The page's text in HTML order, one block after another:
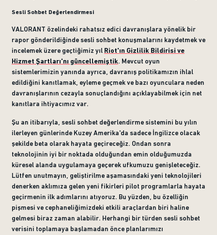
Sesli Sohbet Değerlendirmesi
VALORANT özelindeki rahatsız edici davranışlara yönelik bir
rapor gönderildiğinde sesli sohbet konuşmalarını kaydetmek ve
incelemek üzere geçtiğimiz yıl Riot'ın Gizlilik Bildirisi ve
Hizmet Şartları'nı güncellemiştik. Mevcut oyun
sistemlerimizin yanında ayrıca, davranış politikamızın ihlal
edildiğini kanıtlamak, eyleme geçmek ve bazı oyunculara neden
davranışlarının cezayla sonuçlandığını açıklayabilmek için net
kanıtlara ihtiyacımız var.
Şu an itibarıyla, sesli sohbet değerlendirme sistemini bu yılın
ilerleyen günlerinde Kuzey Amerika'da sadece İngilizce olacak
şekilde beta olarak hayata geçireceğiz. Ondan sonra
teknolojinin iyi bir noktada olduğundan emin olduğumuzda
küresel alanda uygulamaya geçerek ufkumuzu genişleteceğiz.
Lütfen unutmayın, geliştirilme aşamasındaki yeni teknolojileri
denerken aklımıza gelen yeni fikirleri pilot programlarla hayata
geçirmenin ilk adımlarını atıyoruz. Bu yüzden, bu özelliğin
pişmesi ve cephaneliğimizdeki etkili araçlardan biri haline
gelmesi biraz zaman alabilir. Herhangi bir türden sesli sohbet
verisini toplamaya başlamadan önce planlarımızı